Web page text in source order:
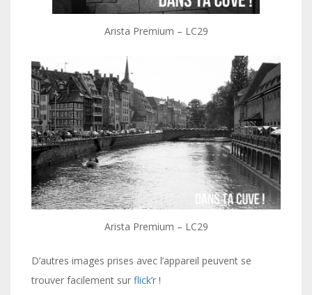
Arista Premium – LC29
Arista Premium – LC29
D’autres images prises avec l’appareil peuvent se
trouver facilement sur flick’r !